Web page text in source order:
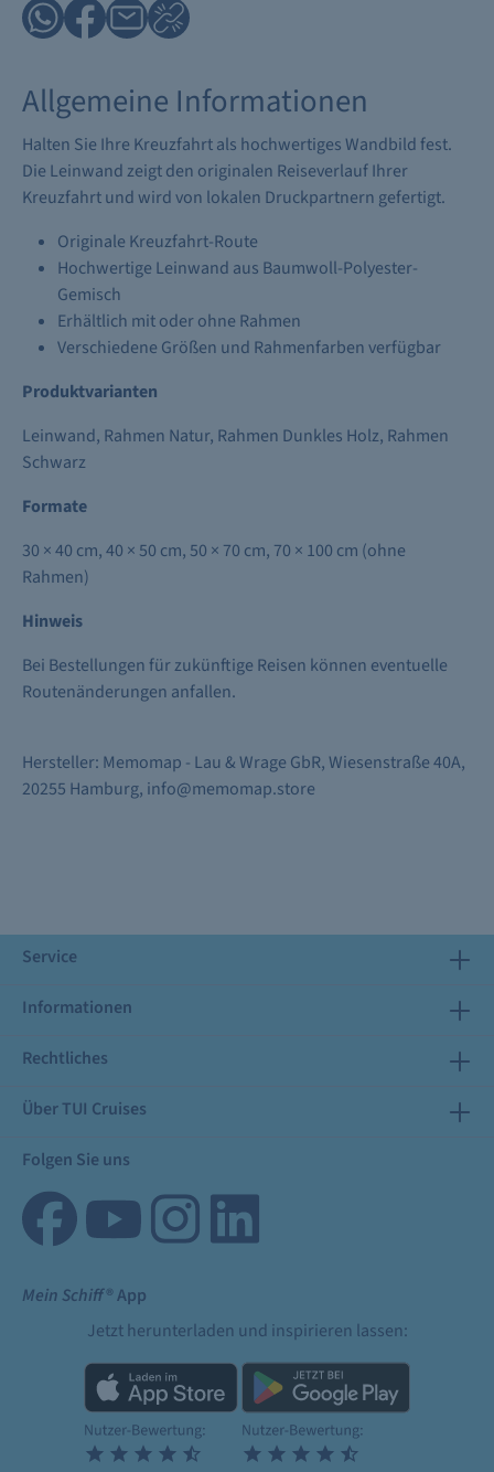
Allgemeine Informationen
Halten Sie Ihre Kreuzfahrt als hochwertiges Wandbild fest.
Die Leinwand zeigt den originalen Reiseverlauf Ihrer
Kreuzfahrt und wird von lokalen Druckpartnern gefertigt.
Originale Kreuzfahrt-Route
Hochwertige Leinwand aus Baumwoll-Polyester-
Gemisch
Erhältlich mit oder ohne Rahmen
Verschiedene Größen und Rahmenfarben verfügbar
Produktvarianten
Leinwand, Rahmen Natur, Rahmen Dunkles Holz, Rahmen
Schwarz
Formate
30 × 40 cm, 40 × 50 cm, 50 × 70 cm, 70 × 100 cm (ohne
Rahmen)
Hinweis
Bei Bestellungen für zukünftige Reisen können eventuelle
Routenänderungen anfallen.
Hersteller: Memomap - Lau & Wrage GbR, Wiesenstraße 40A,
20255 Hamburg, info@memomap.store
Service
Informationen
Rechtliches
Über TUI Cruises
Folgen Sie uns
Mein Schiff® App
Jetzt herunterladen und inspirieren lassen: